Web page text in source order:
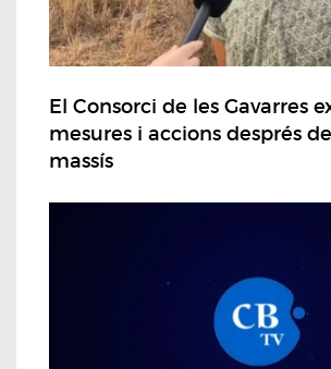
El Consorci de les Gavarres
mesures i accions després
massís